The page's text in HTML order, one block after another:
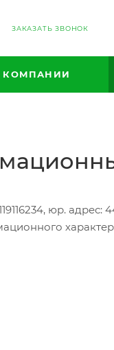
ЗАКАЗАТЬ ЗВОНОК
КОМПАНИИ
юр. адрес: